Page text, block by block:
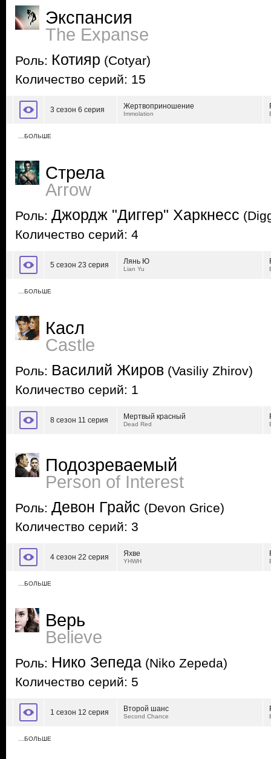
Экспансия
The Expanse
Роль: Котияр (Cotyar)
Количество серий: 15
3 сезон 6 серия Жертвоприношение
Immolation
…БОЛЬШЕ
Стрела
Arrow
Роль: Джордж "Диггер" Харкнесс
Количество серий: 4
5 сезон 23 серия Лянь Ю
Lian Yu
…БОЛЬШЕ
Касл
Castle
Роль: Василий Жиров (Vasiliy Zhirov)
Количество серий: 1
8 сезон 11 серия Мертвый красный
Dead Red
Подозреваемый
Person of Interest
Роль: Девон Грайс (Devon Grice)
Количество серий: 3
4 сезон 22 серия Яхве
YHWH
…БОЛЬШЕ
Верь
Believe
Роль: Нико Зепеда (Niko Zepeda)
Количество серий: 5
1 сезон 12 серия Второй шанс
Second Chance
…БОЛЬШЕ